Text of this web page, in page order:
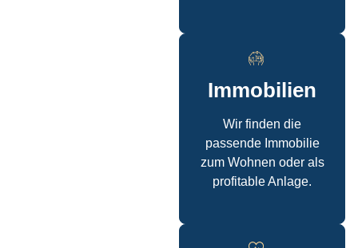
Immobilien
Wir finden die
passende Immobilie
zum Wohnen oder als
profitable Anlage.